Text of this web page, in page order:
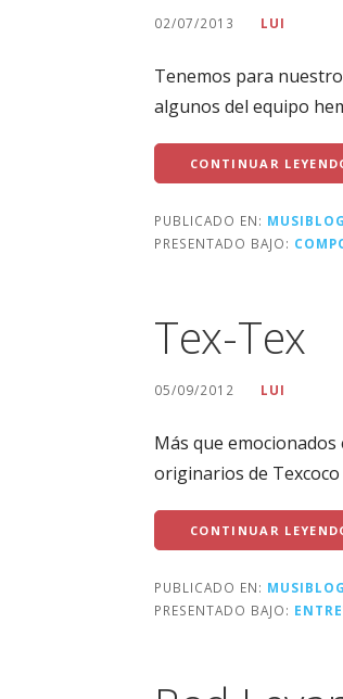
02/07/2013 LUI
Tenemos para
algunos del equipo
CONTINUAR
PUBLICADO EN: MUSIBLOG
PRESENTADO BAJO:
Tex-Tex
05/09/2012 LUI
Más que
originarios de
CONTINUAR
PUBLICADO EN: MUSIBLOG
PRESENTADO BAJO: